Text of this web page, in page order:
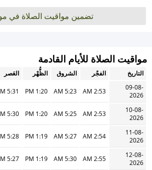
تضمين مواقيت الصلاة في
مواقيت الصلاة للأيام القادمة
التاريخ الفجْر الشروق الظُّهْر العَصر
09-08-
2026
2:53 AM
5:23 AM
1:20 PM
5:31 PM
10-08-
2026
2:53 AM
5:25 AM
1:20 PM
5:30 PM
11-08-
2026
2:54 AM
5:27 AM
1:19 PM
5:28 PM
12-08-
2026
2:55 AM
5:30 AM
1:19 PM
5:27 PM